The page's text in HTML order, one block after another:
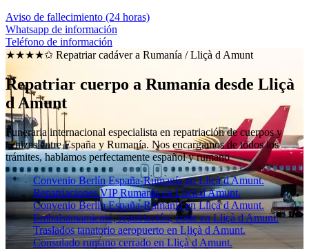
Aviso de fallecimiento (24 horas)
Whatsapp de información
Teléfono de información
★★★★✩ Repatriar cadáver a Rumanía /Lliçà d Amunt
Repatriar cuerpo a Rumanía desde Lliçà
d Amunt
Funeraria internacional especialista en repatriación de cuerpos y
cenizas entre España y Rumanía. Nos encargamos de todos los
trámites, hablamos perfectamente español y rumano
Convenio Berlín España-Rumanía en Lliçà d Amunt.
Repatriaciones VIP Rumanía en Lliçà d Amunt.
Convenio Berlín España-Rumanía en Lliçà d Amunt.
Embalsamamiento, repatriación, coste en Lliçà d Amunt.
Traslados tanatorio aeropuerto en Lliçà d Amunt.
Consulado rumano cerrado en Lliçà d Amunt.